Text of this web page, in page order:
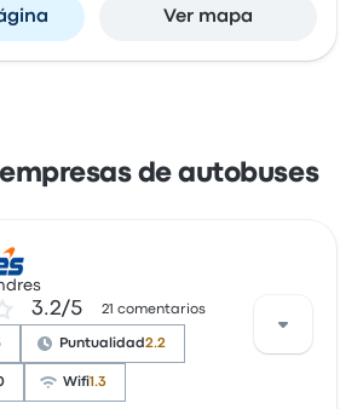
Ver mapa
de autobuses
3.2/5 21 comentarios
Puntualidad2.2
Wifi1.3